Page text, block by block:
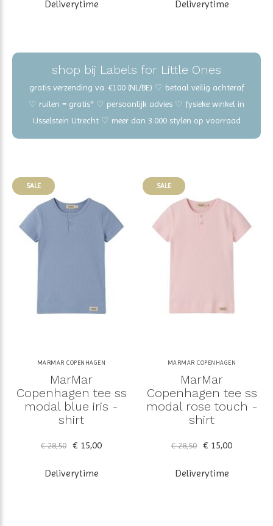
Deliverytime Deliverytime
shop bij Labels for Little Ones
gratis verzending va. €100 (NL/BE) ♡ betaal veilig achteraf
♡ ruilen = gratis* ♡ persoonlijk advies ♡ fysieke winkel in
IJsselstein Utrecht ♡ meer dan 3.000 stylen op voorraad
SALE
MARMAR COPENHAGEN
MarMar
Copenhagen tee ss
modal blue iris -
shirt
€ 28,50 € 15,00
Deliverytime
SALE
MARMAR COPENHAGEN
MarMar
Copenhagen tee ss
modal rose touch -
shirt
€ 28,50 € 15,00
Deliverytime